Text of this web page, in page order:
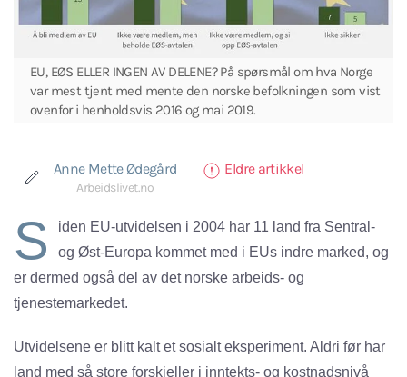
EU, EØS ELLER INGEN AV DELENE? På spørsmål om hva Norge
var mest tjent med mente den norske befolkningen som vist
ovenfor i henholdsvis 2016 og mai 2019.
Anne Mette Ødegård
Arbeidslivet.no
Eldre artikkel
S
iden EU-utvidelsen i 2004 har 11 land fra Sentral-
og Øst-Europa kommet med i EUs indre marked, og
er dermed også del av det norske arbeids- og
tjenestemarkedet.
Utvidelsene er blitt kalt et sosialt eksperiment. Aldri før har
land med så store forskjeller i inntekts- og kostnadsnivå